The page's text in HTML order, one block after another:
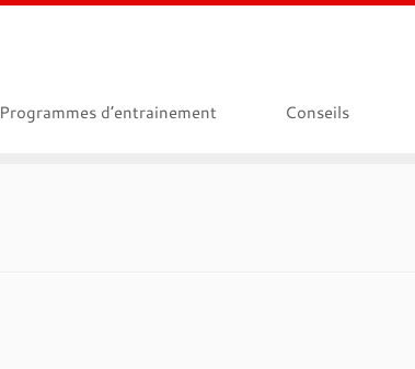
Programmes d’entrainement Conseils